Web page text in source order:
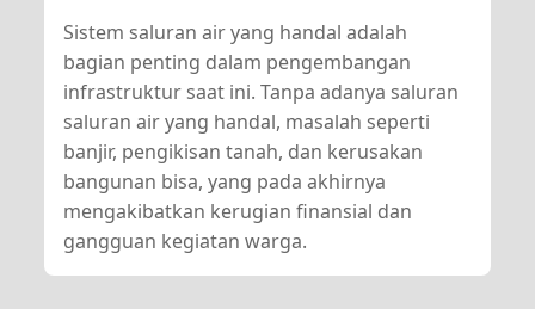
Sistem saluran air yang handal adalah
bagian penting dalam pengembangan
infrastruktur saat ini. Tanpa adanya saluran
saluran air yang handal, masalah seperti
banjir, pengikisan tanah, dan kerusakan
bangunan bisa, yang pada akhirnya
mengakibatkan kerugian finansial dan
gangguan kegiatan warga.